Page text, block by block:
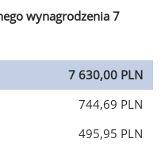
wynagrodzenia 7
7 630,00 PLN
744,69 PLN
495,95 PLN